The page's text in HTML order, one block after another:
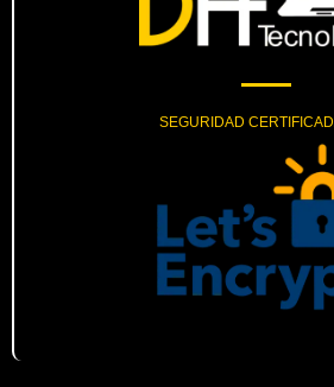
SEGURIDAD